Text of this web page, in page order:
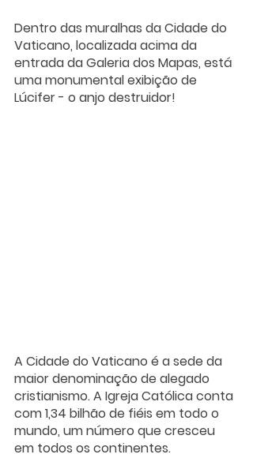
Dentro das muralhas da Cidade do
Vaticano, localizada acima da
entrada da Galeria dos Mapas, está
uma monumental exibição de
Lúcifer - o anjo destruidor!
A Cidade do Vaticano é a sede da
maior denominação de alegado
cristianismo. A Igreja Católica conta
com 1,34 bilhão de fiéis em todo o
mundo, um número que cresceu
em todos os continentes.